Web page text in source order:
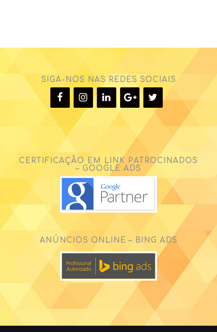
SIGA-NOS NAS REDES SOCIAIS
CERTIFICAÇÃO EM LINK PATROCINADOS
– GOOGLE ADS
ANÚNCIOS ONLINE – BING ADS